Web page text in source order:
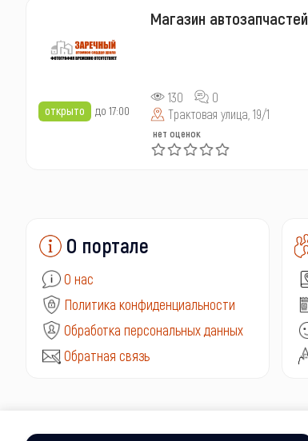
открыто до 17:00
Магазин автозапчастей
130
0
Трактовая улица, 19/1
нет оценок
О портале
О нас
Политика конфиденциальности
Обработка персональных данных
Обратная связь